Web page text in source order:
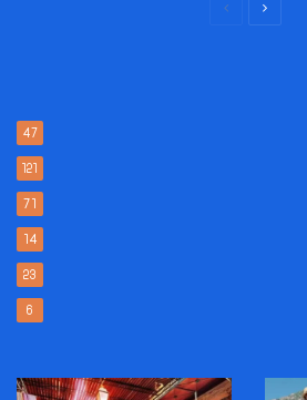
الصفحةالصفحة
47
121
71
14
23
6
دليلك